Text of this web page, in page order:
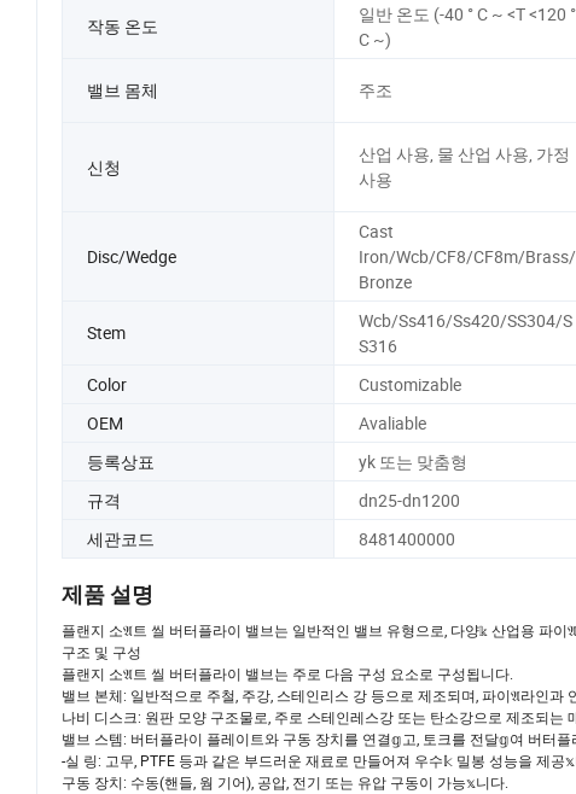
작동 온도
일반 온도 (-40 ° C ~ <T <120 °
C ~)
밸브 몸체 주조
신청
산업 사용, 물 산업 사용, 가정
사용
Disc/Wedge
Cast
Iron/Wcb/CF8/CF8m/Brass/
Bronze
Stem
Wcb/Ss416/Ss420/SS304/S
S316
Color Customizable
OEM
Avaliable
등록상표
yk 또는 맞춤형
규격
dn25-dn1200
세관코드
8481400000
제품 설명
플랜지 소𝔄트 씰 버터플라이 밸브는 일반적인 밸브 유형으로, 다양𝕜 산업용 파
구조 및 구성
플랜지 소𝔄트 씰 버터플라이 밸브는 주로 다음 구성 요소로 구성됩니다.
밸브 본체: 일반적으로 주철, 주강, 스테인리스 강 등으로 제조되며, 파이𝔄라인과
나비 디스크: 원판 모양 구조물로, 주로 스테인레스강 또는 탄소강으로 제조되는
밸브 스템: 버터플라이 플레이트와 구동 장치를 연결𝕘고, 토크를 전달𝕘여 버터
-실 링: 고무, PTFE 등과 같은 부드러운 재료로 만들어져 우수𝕜 밀봉 성능을 제공
구동 장치: 수동(핸들, 웜 기어), 공압, 전기 또는 유압 구동이 가능𝕩니다.